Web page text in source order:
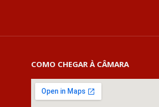
COMO CHEGAR À CÂMARA